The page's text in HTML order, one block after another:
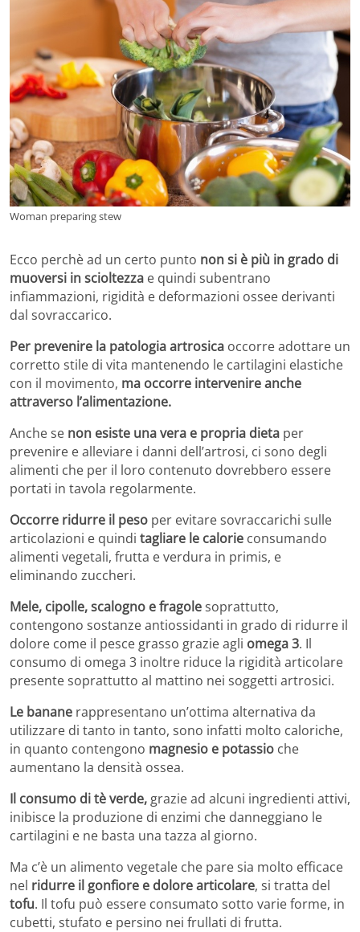
Woman preparing stew
Ecco perchè ad un certo punto non si è più in grado di
muoversi in scioltezza e quindi subentrano
infiammazioni, rigidità e deformazioni ossee derivanti
dal sovraccarico.
Per prevenire la patologia artrosica occorre adottare un
corretto stile di vita mantenendo le cartilagini elastiche
con il movimento, ma occorre intervenire anche
attraverso l’alimentazione.
Anche se non esiste una vera e propria dieta per
prevenire e alleviare i danni dell’artrosi, ci sono degli
alimenti che per il loro contenuto dovrebbero essere
portati in tavola regolarmente.
Occorre ridurre il peso per evitare sovraccarichi sulle
articolazioni e quindi tagliare le calorie consumando
alimenti vegetali, frutta e verdura in primis, e
eliminando zuccheri.
Mele, cipolle, scalogno e fragolesoprattutto,
contengono sostanze antiossidanti in grado di ridurre il
dolore come il pesce grasso grazie agli omega 3. Il
consumo di omega 3 inoltre riduce la rigidità articolare
presente soprattutto al mattino nei soggetti artrosici.
Le banane rappresentano un’ottima alternativa da
utilizzare di tanto in tanto, sono infatti molto caloriche,
in quanto contengono magnesio e potassio che
aumentano la densità ossea.
Il consumo di tè verde, grazie ad alcuni ingredienti attivi,
inibisce la produzione di enzimi che danneggiano le
cartilagini e ne basta una tazza al giorno.
Ma c’è un alimento vegetale che pare sia molto efficace
nel ridurre il gonfiore e dolore articolare, si tratta del
tofu. Il tofu può essere consumato sotto varie forme, in
cubetti, stufato e persino nei frullati di frutta.